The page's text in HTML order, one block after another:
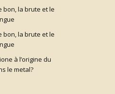
bon, la brute et le
bon, la brute et le
à l’origine du
le metal?